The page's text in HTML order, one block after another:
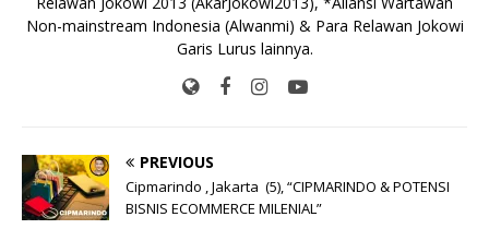
Non-mainstream Indonesia (Alwanmi) & Para Relawan Jokowi
Garis Lurus lainnya.
PREVIOUS
Cipmarindo , Jakarta (5), “CIPMARINDO & POTENSI
BISNIS ECOMMERCE MILENIAL”